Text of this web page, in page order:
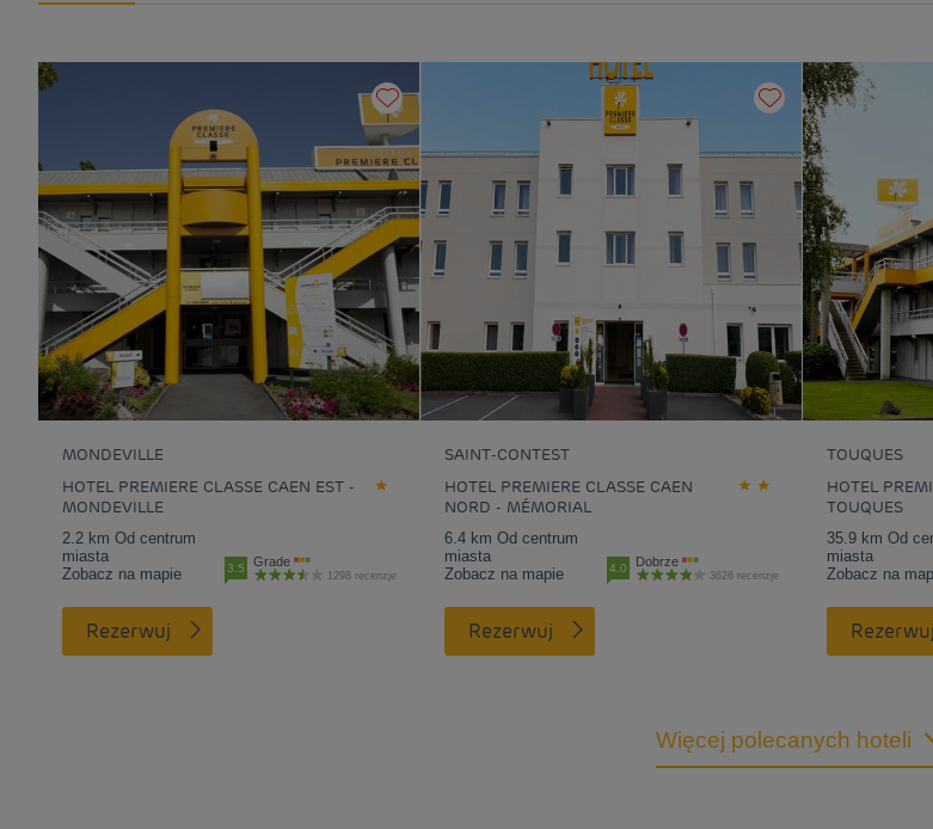
MONDEVILLE
HOTEL PREMIERE CLASSE CAEN EST -
MONDEVILLE
2.2 km Od centrum
miasta
Zobacz na mapie
3.5 Grade
1298 recenzje
Rezerwuj
SAINT-CONTEST
HOTEL PREMIERE CLASSE CAEN
NORD - MÉMORIAL
6.4 km Od centrum
miasta
Zobacz na mapie
4.0 Dobrze
3626 recenzje
Rezerwuj
TOUQUES
HOTEL
TOUQUES
35.9 km Od
miasta
Zobacz na
Rezerwuj
Więcej polecanych hoteli